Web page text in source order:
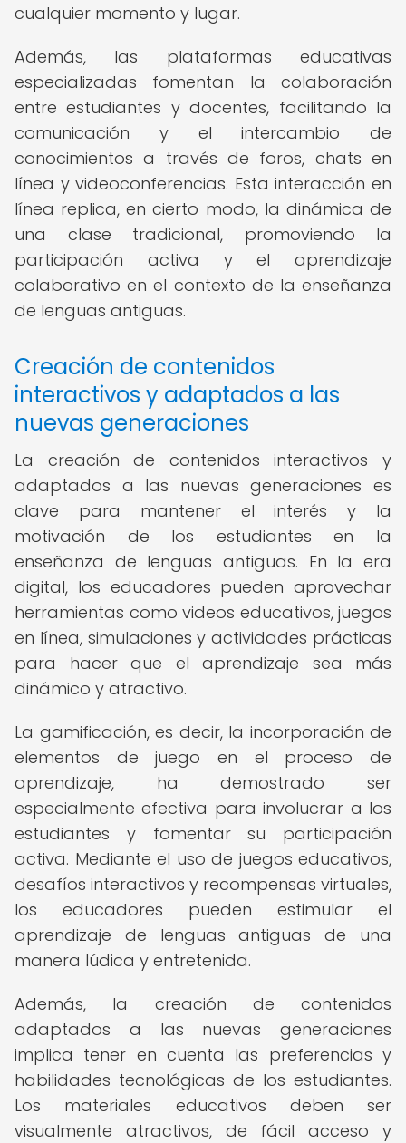
cualquier momento y lugar.
Además, las plataformas educativas
especializadas fomentan la colaboración
entre estudiantes y docentes, facilitando la
comunicación y el intercambio de
conocimientos a través de foros, chats en
línea y videoconferencias. Esta interacción en
línea replica, en cierto modo, la dinámica de
una clase tradicional, promoviendo la
participación activa y el aprendizaje
colaborativo en el contexto de la enseñanza
de lenguas antiguas.
Creación de contenidos
interactivos y adaptados a las
nuevas generaciones
La creación de contenidos interactivos y
adaptados a las nuevas generaciones es
clave para mantener el interés y la
motivación de los estudiantes en la
enseñanza de lenguas antiguas. En la era
digital, los educadores pueden aprovechar
herramientas como videos educativos, juegos
en línea, simulaciones y actividades prácticas
para hacer que el aprendizaje sea más
dinámico y atractivo.
La gamificación, es decir, la incorporación de
elementos de juego en el proceso de
aprendizaje, ha demostrado ser
especialmente efectiva para involucrar a los
estudiantes y fomentar su participación
activa. Mediante el uso de juegos educativos,
desafíos interactivos y recompensas virtuales,
los educadores pueden estimular el
aprendizaje de lenguas antiguas de una
manera lúdica y entretenida.
Además, la creación de contenidos
adaptados a las nuevas generaciones
implica tener en cuenta las preferencias y
habilidades tecnológicas de los estudiantes.
Los materiales educativos deben ser
visualmente atractivos, de fácil acceso y